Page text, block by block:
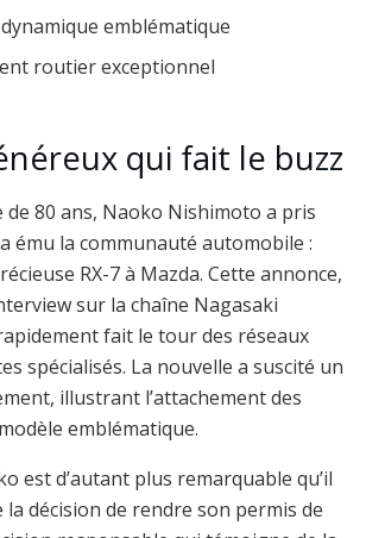
emblématique
routier exceptionnel
qui fait le buzz
de 80 ans, Naoko Nishimoto a pris
ému la communauté automobile :
RX-7 à Mazda. Cette annonce,
sur la chaîne Nagasaki
fait le tour des réseaux
spécialisés. La nouvelle a suscité un
illustrant l’attachement des
emblématique.
est d’autant plus remarquable qu’il
la décision de rendre son permis de